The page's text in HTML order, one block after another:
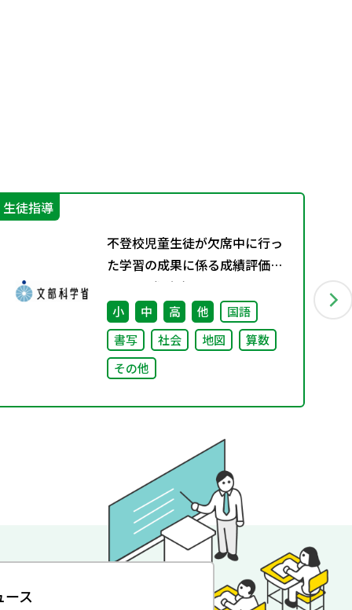
生徒指導
不登校児童生徒が欠席中に行っ
た学習の成果に係る成績評価に
ついて（通知）
小 中 高 他
国語
書写
社会 地図
算数
その他
ース